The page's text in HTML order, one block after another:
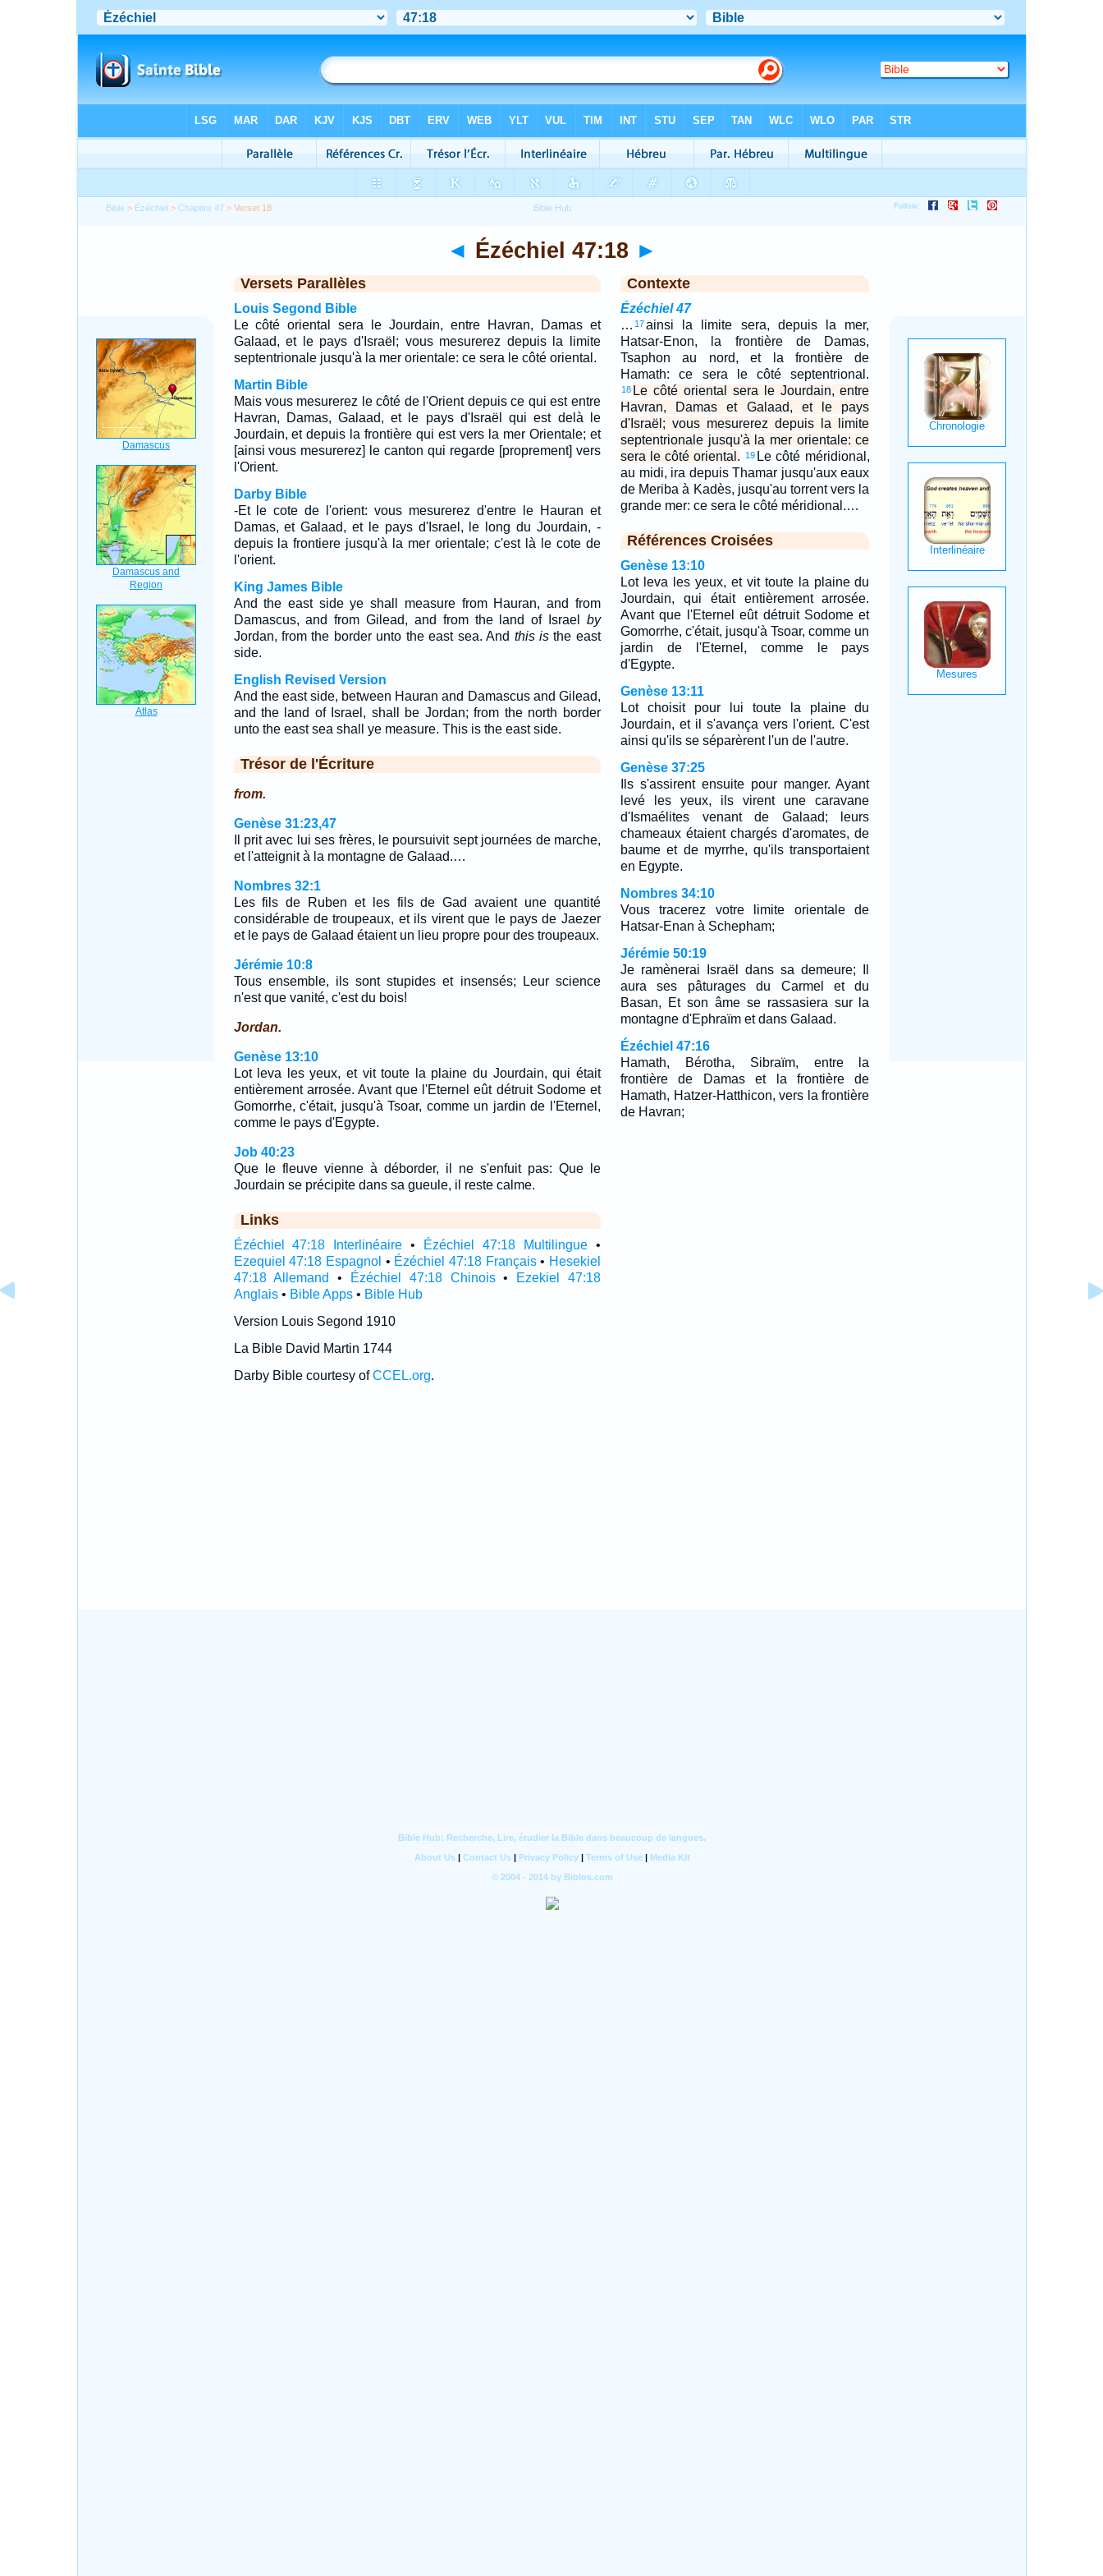
Bible > Ézéchiel >Chapitre 47 > Verset 18
◄ Ézéchiel 47:18 ►
Versets Parallèles
Louis Segond Bible
Le côté oriental sera le Jourdain, entre Havran, Damas et
Galaad, et le pays d'Israël; vous mesurerez depuis la limite
septentrionale jusqu'à la mer orientale: ce sera le côté oriental.
Martin Bible
Mais vous mesurerez le côté de l'Orient depuis ce qui est entre
Havran, Damas, Galaad, et le pays d'Israël qui est delà le
Jourdain, et depuis la frontière qui est vers la mer Orientale; et
[ainsi vous mesurerez] le canton qui regarde [proprement] vers
l'Orient.
Darby Bible
-Et le cote de l'orient: vous mesurerez d'entre le Hauran et
Damas, et Galaad, et le pays d'Israel, le long du Jourdain, -
depuis la frontiere jusqu'à la mer orientale; c'est là le cote de
l'orient.
King James Bible
And the east side ye shall measure from Hauran, and from
Damascus, and from Gilead, and from the land of Israel by
Jordan, from the border unto the east sea. And this is the east
side.
English Revised Version
And the east side, between Hauran and Damascus and Gilead,
and the land of Israel, shall be Jordan; from the north border
unto the east sea shall ye measure. This is the east side.
Trésor de l'Écriture
from.
Genèse 31:23,47
Il prit avec lui ses frères, le poursuivit sept journées de marche,
et l'atteignit à la montagne de Galaad.…
Nombres 32:1
Les fils de Ruben et les fils de Gad avaient une quantité
considérable de troupeaux, et ils virent que le pays de Jaezer
et le pays de Galaad étaient un lieu propre pour des troupeaux.
Jérémie 10:8
Tous ensemble, ils sont stupides et insensés; Leur science
n'est que vanité, c'est du bois!
Jordan.
Genèse 13:10
Lot leva les yeux, et vit toute la plaine du Jourdain, qui était
entièrement arrosée. Avant que l'Eternel eût détruit Sodome et
Gomorrhe, c'était, jusqu'à Tsoar, comme un jardin de l'Eternel,
comme le pays d'Egypte.
Job 40:23
Que le fleuve vienne à déborder, il ne s'enfuit pas: Que le
Jourdain se précipite dans sa gueule, il reste calme.
Links
Ézéchiel 47:18 Interlinéaire • Ézéchiel 47:18 Multilingue •
Ezequiel 47:18 Espagnol • Ézéchiel 47:18 Français• Hesekiel
47:18 Allemand
• Ézéchiel 47:18 Chinois•
Ezekiel 47:18
Anglais• Bible Apps• Bible Hub
Version Louis Segond 1910
La Bible David Martin 1744
Darby Bible courtesy ofCCEL.org.
Contexte
Ézéchiel 47
… 17ainsi la limite sera, depuis la mer,
Hatsar-Enon, la frontière de Damas,
Tsaphon au nord, et la frontière de
Hamath: ce sera le côté septentrional.
18 Le côté oriental sera le Jourdain, entre
Havran, Damas et Galaad, et le pays
d'Israël; vous mesurerez depuis la limite
septentrionale jusqu'à la mer orientale: ce
sera le côté oriental.
19 Le côté méridional,
au midi, ira depuis Thamar jusqu'aux eaux
de Meriba à Kadès, jusqu'au torrent vers la
grande mer: ce sera le côté méridional.…
Références Croisées
Genèse 13:10
Lot leva les yeux, et vit toute la plaine du
Jourdain, qui était entièrement arrosée.
Avant que l'Eternel eût détruit Sodome et
Gomorrhe, c'était, jusqu'à Tsoar, comme un
jardin de l'Eternel, comme le pays
d'Egypte.
Genèse 13:11
Lot choisit pour lui toute la plaine du
Jourdain, et il s'avança vers l'orient. C'est
ainsi qu'ils se séparèrent l'un de l'autre.
Genèse 37:25
Ils s'assirent ensuite pour manger. Ayant
levé les yeux, ils virent une caravane
d'Ismaélites venant de Galaad; leurs
chameaux étaient chargés d'aromates, de
baume et de myrrhe, qu'ils transportaient
en Egypte.
Nombres 34:10
Vous tracerez votre limite orientale de
Hatsar-Enan à Schepham;
Jérémie 50:19
Je ramènerai Israël dans sa demeure; Il
aura ses pâturages du Carmel et du
Basan, Et son âme se rassasiera sur la
montagne d'Ephraïm et dans Galaad.
Ézéchiel 47:16
Hamath, Bérotha, Sibraïm, entre la
frontière de Damas et la frontière de
Hamath, Hatzer-Hatthicon, vers la frontière
de Havran;